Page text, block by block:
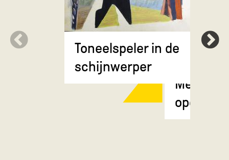
Toneelspeler in de
schijnwerper
Meisje